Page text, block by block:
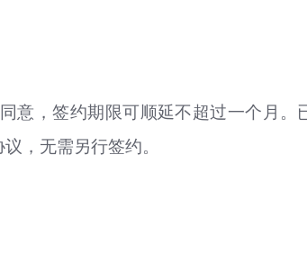
意，签约期限可顺延不超过一个月。
，无需另行签约。